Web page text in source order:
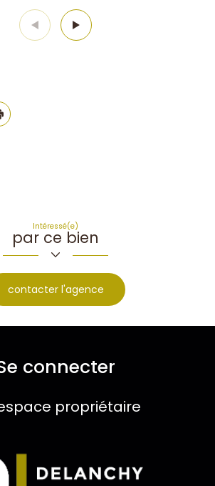
Intéressé(e)
par ce bien
contacter l'agence
connecter
propriétaire